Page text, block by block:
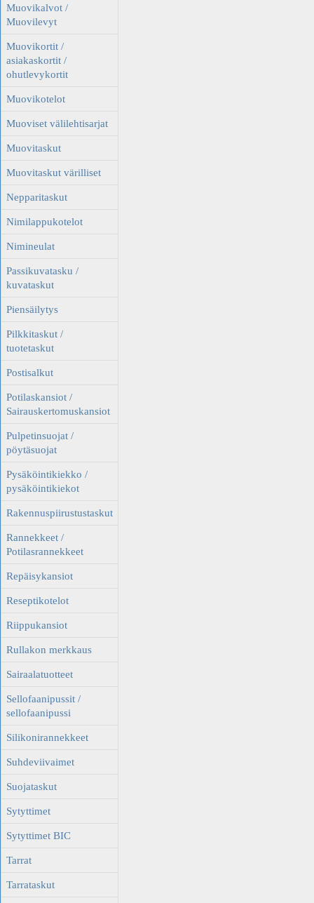
Muovikalvot /
Muovilevyt
Muovikortit /
asiakaskortit /
ohutlevykortit
Muovikotelot
Muoviset välilehtisarjat
Muovitaskut
Muovitaskut värilliset
Nepparitaskut
Nimilappukotelot
Nimineulat
Passikuvatasku /
kuvataskut
Piensäilytys
Pilkkitaskut /
tuotetaskut
Postisalkut
Potilaskansiot /
Sairauskertomuskansiot
Pulpetinsuojat /
pöytäsuojat
Pysäköintikiekko /
pysäköintikiekot
Rakennuspiirustustaskut
Rannekkeet /
Potilasrannekkeet
Repäisykansiot
Reseptikotelot
Riippukansiot
Rullakon merkkaus
Sairaalatuotteet
Sellofaanipussit /
sellofaanipussi
Silikonirannekkeet
Suhdeviivaimet
Suojataskut
Sytyttimet
Sytyttimet BIC
Tarrat
Tarrataskut